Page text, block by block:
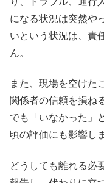
になる状況は突然や
いという状況は、責
ん。
また、現場を空けた
関係者の信頼を損ね
でも「いなかった」
頃の評価にも影響し
どうしても離れる必